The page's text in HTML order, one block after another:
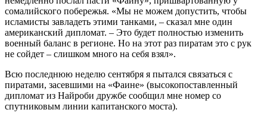
сомалийского побережья. «Мы не можем допустить, чтобы
исламисты завладеть этими танками, – сказал мне один
американский дипломат. – Это будет полностью изменить
военный баланс в регионе. Но на этот раз пиратам это с рук
не сойдет – слишком много на себя взял».
Всю последнюю неделю сентября я пытался связаться с
пиратами, засевшими на «Фаине» (высокопоставленный
дипломат из Найроби дружбе сообщил мне номер со
спутниковым линии капитанского моста).